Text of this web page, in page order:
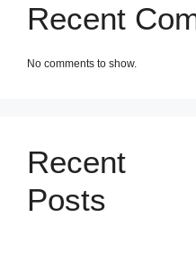
Recent
No comments to show.
Recent
Posts